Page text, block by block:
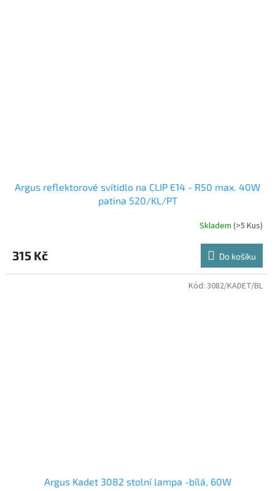
Argus reflektorové svítidlo na CLIP E14 - R50 max. 40W
patina 520/KL/PT
Skladem (>5 Kus)
315 Kč Do košíku
Argus Kadet 3082 stolní lampa -bílá, 60W
Kód: 3082/KADET/BL